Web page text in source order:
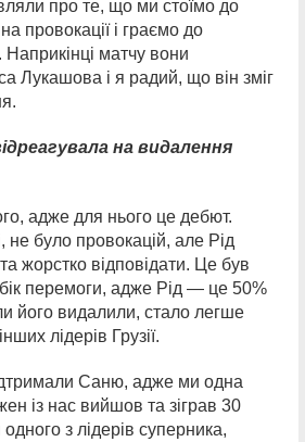
про те, що ми стоїмо до
провокації і граємо до
Наприкінці матчу вони
Лукашова і я радий, що він зміг
на видалення
адже для нього це дебют.
було провокацій, але Рід
жорстко відповідати. Це був
перемоги, адже Рід — це 50%
його видалили, стало легше
лідерів Грузії.
Саню, адже ми одна
із нас вийшов та зіграв 30
одного з лідерів суперника,